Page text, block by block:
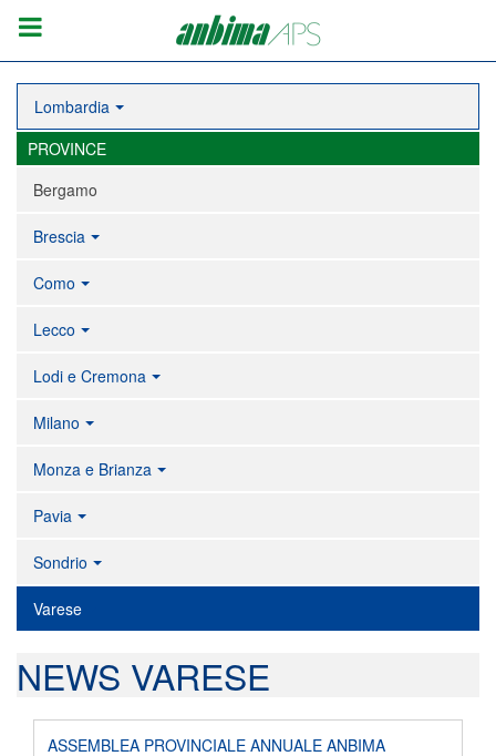
Lombardia
PROVINCE
Bergamo
Brescia
Como
Lecco
Lodi e Cremona
Milano
Monza e Brianza
Pavia
Sondrio
Varese
NEWS VARESE
ASSEMBLEA PROVINCIALE ANNUALE ANBIMA